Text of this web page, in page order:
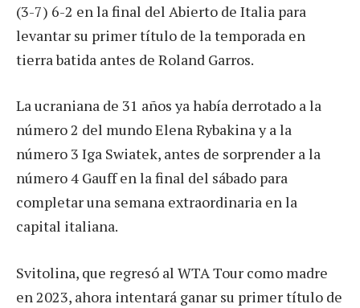
(3-7) 6-2 en la final del Abierto de Italia para
levantar su primer título de la temporada en
tierra batida antes de Roland Garros.
La ucraniana de 31 años ya había derrotado a la
número 2 del mundo Elena Rybakina y a la
número 3 Iga Swiatek, antes de sorprender a la
número 4 Gauff en la final del sábado para
completar una semana extraordinaria en la
capital italiana.
Svitolina, que regresó al WTA Tour como madre
en 2023, ahora intentará ganar su primer título de